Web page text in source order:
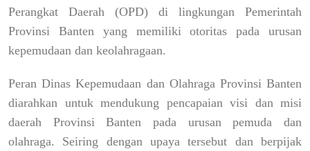
Perangkat Daerah (OPD) di lingkungan Pemerintah
Provinsi Banten yang memiliki otoritas pada urusan
kepemudaan dan keolahragaan.
Peran Dinas Kepemudaan dan Olahraga Provinsi Banten
diarahkan untuk mendukung pencapaian visi dan misi
daerah Provinsi Banten pada urusan pemuda dan
olahraga. Seiring dengan upaya tersebut dan berpijak